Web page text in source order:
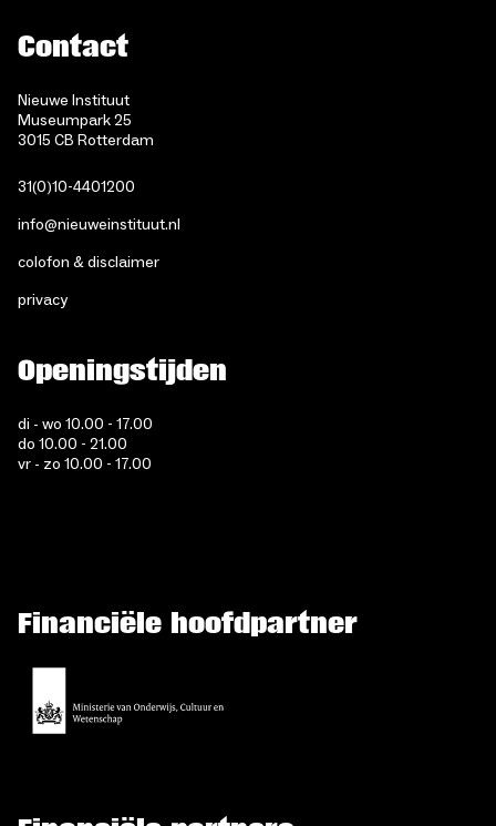
Contact
Nieuwe Instituut
Museumpark 25
3015 CB Rotterdam
31(0)10-4401200
info@nieuweinstituut.nl
colofon & disclaimer
privacy
Openingstijden
di - wo 10.00 - 17.00
do 10.00 - 21.00
vr - zo 10.00 - 17.00
Financiële hoofdpartner